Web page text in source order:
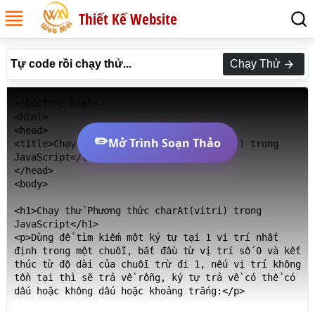
Thiết Kế Website
Tự code rồi chạy thử... Chạy Thử
<html>
<head>
<title>Chạy thử Phương thức charAt(vitri) trong
JavaScript</title>
</head>
<body>
<h1>Chạy thử Phương thức charAt(vitri) trong
JavaScript</h1>
<p>Dùng để tìm kiếm một ký tự tại 1 vị trí nhất
định trong một chuỗi, bắt đầu từ vị trí số 0 và kết
thúc từ độ dài của chuỗi trừ đi 1, nếu vị trí không
tồn tại thì sẽ trả về rỗng, ký tự trả về có thể có
dấu hoặc không dấu hoặc khoảng trắng:</p>
✏️Mở Trình Soạn Thảo